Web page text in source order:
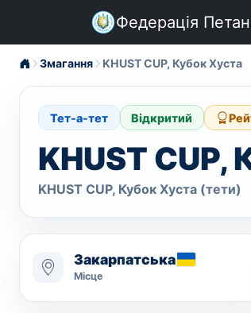
Федерація
Змагання KHUST CUP, Кубок Хуста
Тет-а-тет Відкритий
KHUST CUP,
KHUST CUP, Кубок Хуста (тети)
Закарпатська
Місце